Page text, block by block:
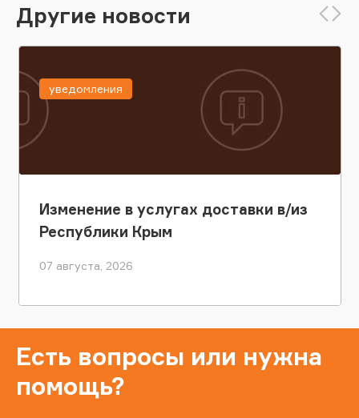
Другие новости
Изменение в услугах доставки в/из
Республики Крым
07 августа, 2026
уведомления
Есть вопросы или нужна
помощь?